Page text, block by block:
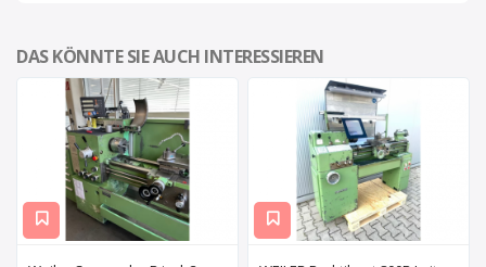
DAS KÖNNTE SIE AUCH INTERESSIEREN